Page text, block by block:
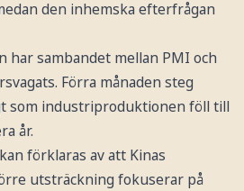
den inhemska efterfrågan
har sambandet mellan PMI och
Förra månaden steg
som industriproduktionen föll till
år.
förklaras av att Kinas
utsträckning fokuserar på